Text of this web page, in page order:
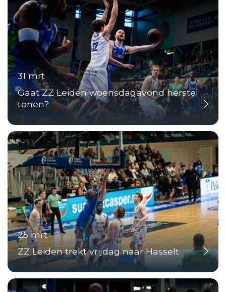
31 mrt
Gaat ZZ Leiden woensdagavond herstel
tonen?
25 mrt
ZZ Leiden trekt vrijdag naar Hasselt